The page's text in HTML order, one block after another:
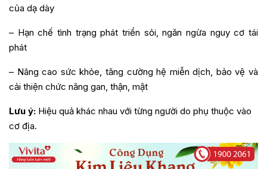
của dạ dày
– Hạn chế tình trạng phát triển sỏi, ngăn ngừa nguy cơ tái
phát
– Nâng cao sức khỏe, tăng cường hệ miễn dịch, bảo vệ và
cải thiện chức năng gan, thận, mật
Lưu ý: Hiệu quả khác nhau với từng người do phụ thuộc vào
cơ địa.